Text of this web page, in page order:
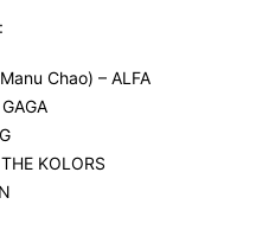
Chao) – ALFA
KOLORS